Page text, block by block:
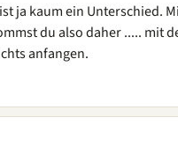
ja kaum ein Unterschied.
du also daher ..... mit
anfangen.